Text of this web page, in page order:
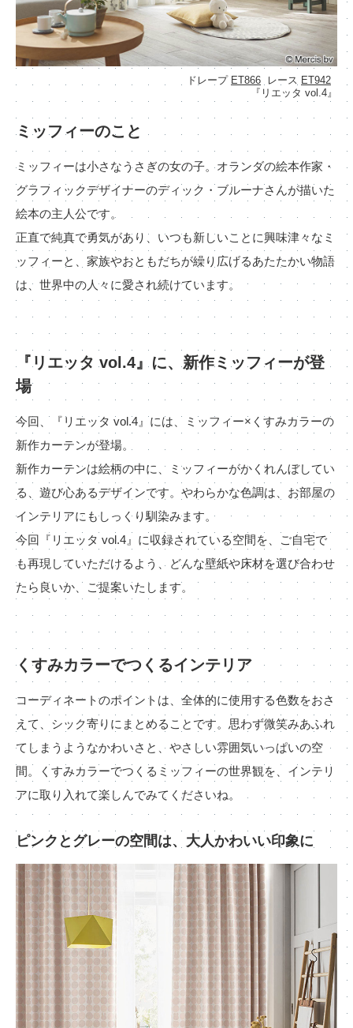
ノンワックス床タイル
壁紙機能性ガイド
モデルハウス
新築戸建・マンション
#リリカラのある暮らし
ショールーム
ショールーム トップ
大阪ショールーム
福岡ショールーム
横浜ショールーム
広島ショールーム
仙台ショールーム
札幌ショールーム
資料ダウンロード
画像ダウンロード
お手入れ便利帳
お役立ち資料
お問い合わせ（一般のお客様）
サンプル・カタログ請求／お問い合わせ（ビジネスのお客様）
よくあるご質問
非住宅案件に関するお問い合わせ
事業紹介
インテリア事業
スペースソリューション事業
不動産投資開発事業
会社情報
会社情報
IR情報
採用情報
EN CN
ドレープ ET866 レース ET942
『リエッタ vol.4』
ミッフィーのこと
ミッフィーは小さなうさぎの女の子。オランダの絵本作家・
グラフィックデザイナーのディック・ブルーナさんが描いた
絵本の主人公です。
正直で純真で勇気があり、いつも新しいことに興味津々なミ
ッフィーと、家族やおともだちが繰り広げるあたたかい物語
は、世界中の人々に愛され続けています。
『リエッタ vol.4』に、新作ミッフィーが登
場
今回、『リエッタ vol.4』には、ミッフィー×くすみカラーの
新作カーテンが登場。
新作カーテンは絵柄の中に、ミッフィーがかくれんぼしてい
る、遊び心あるデザインです。やわらかな色調は、お部屋の
インテリアにもしっくり馴染みます。
今回『リエッタ vol.4』に収録されている空間を、ご自宅で
も再現していただけるよう、どんな壁紙や床材を選び合わせ
たら良いか、ご提案いたします。
くすみカラーでつくるインテリア
コーディネートのポイントは、全体的に使用する色数をおさ
えて、シック寄りにまとめることです。思わず微笑みあふれ
てしまうようなかわいさと、やさしい雰囲気いっぱいの空
間。くすみカラーでつくるミッフィーの世界観を、インテリ
アに取り入れて楽しんでみてくださいね。
ピンクとグレーの空間は、大人かわいい印象に